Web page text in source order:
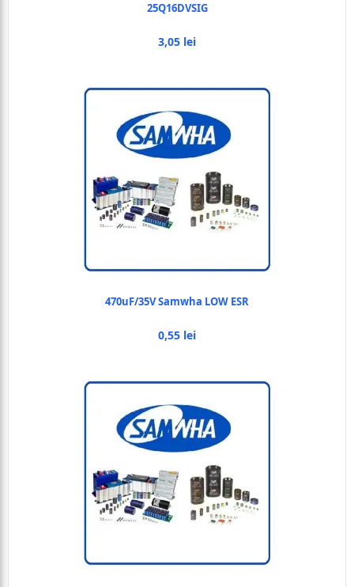
25Q16DVSIG
3,05 lei
470uF/35V Samwha LOW ESR
0,55 lei